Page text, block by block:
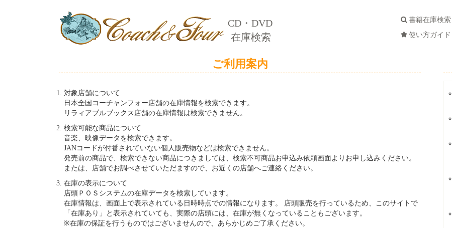
CD・DVD
在庫検索
書籍在庫検索
使い方ガイド
ご利用案内
対象店舗について
日本全国コーチャンフォー店舗の在庫情報を検索できます。
リラィアブルブックス店舗の在庫情報は検索できません。
検索可能な商品について
音楽、映像データを検索できます。
JANコードが付番されていない個人販売物などは検索できません。
発売前の商品で、検索できない商品につきましては、検索不可商品お申込み依頼画面よりお申し込みください。
または、店舗でお調べさせていただますので、お近くの店舗へご連絡ください。
在庫の表示について
店頭ＰＯＳシステムの在庫データを検索しています。
在庫情報は、画面上で表示されている日時時点での情報になります。 店頭販売を行っているため、このサイトで
「在庫あり」と表示されていても、実際の店頭には、在庫が無くなっていることもございます。
※在庫の保証を行うものではございませんので、あらかじめご了承ください。